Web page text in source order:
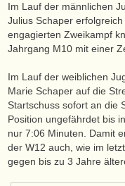
Im Lauf der männlichen
Julius Schaper
engagierten Zweikampf
Jahrgang M10 mit einer
Im Lauf der weiblichen
Marie Schaper auf die
Startschuss sofort an die
Position ungefährdet bis
nur 7:06 Minuten. Damit
der W12 auch, wie im
gegen bis zu 3 Jahre